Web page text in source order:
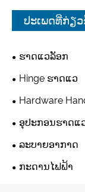
ປະເພດທີ່ກ່ຽວ
ຮາດແວລັອກ
Hinge ຮາດແວ
Hardware
ອຸປະກອນຮາດແ
ລະບາຍອາກາດ
ກະດານໄຟຟ້າ